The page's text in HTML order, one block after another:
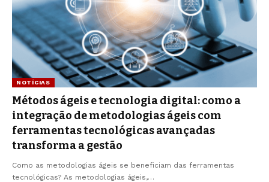
NOTÍCIAS
Métodos ágeis e tecnologia digital: como a
integração de metodologias ágeis com
ferramentas tecnológicas avançadas
transforma a gestão
Como as metodologias ágeis se beneficiam das ferramentas
tecnológicas? As metodologias ágeis,…